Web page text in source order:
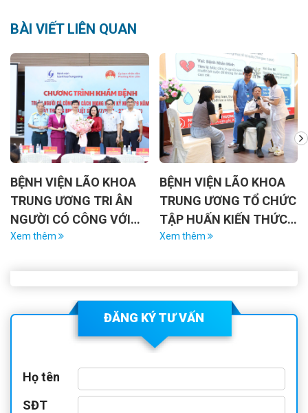
BÀI VIẾT LIÊN QUAN
BỆNH VIỆN LÃO KHOA
TRUNG ƯƠNG TỔ CHỨC
TẬP HUẤN KIẾN THỨC
TÂM LÝ, HÀNH VI VÀ KỸ
XỬ VỚI NGƯỜI BỆNH
Xem thêm
THƯ MỜI CHÀO GIÁ SỐ
1091/BVLKTW-P.CNTT
NGÀY 16/7/2026
Xem thêm
ĐĂNG KÝ TƯ VẤN
Họ tên
SĐT